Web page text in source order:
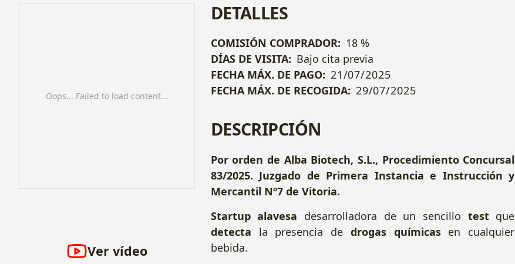
Oops... Failed to load content...
Ver vídeo
DETALLES
COMISIÓN COMPRADOR: 18 %
DÍAS DE VISITA: Bajo cita previa
FECHA MÁX. DE PAGO: 21/07/2025
FECHA MÁX. DE RECOGIDA: 29/07/2025
DESCRIPCIÓN
Por orden de Alba Biotech, S.L., Procedimiento Concursal
83/2025. Juzgado de Primera Instancia e Instrucción y
Mercantil Nº7 de Vitoria.
Startup alavesa desarrolladora de un sencillo testque
detecta la presencia de drogas químicasen cualquier
bebida.